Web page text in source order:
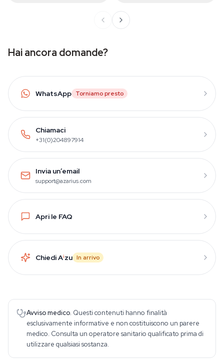
Hai ancora domande?
WhatsApp Torniamo presto
Chiamaci
+31(0)204897914
Invia un’email
support@azarius.com
Apri le FAQ
Chiedi Aizu In arrivo
Avviso medico. Questi contenuti hanno finalità
esclusivamente informative e non costituiscono un parere
medico. Consulta un operatore sanitario qualificato prima di
utilizzare qualsiasi sostanza.